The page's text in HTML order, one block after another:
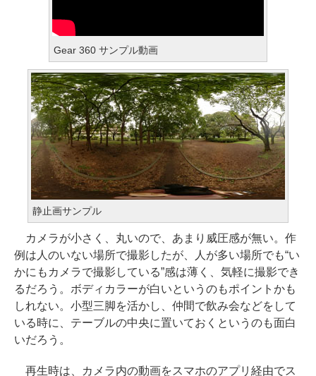
Gear 360 サンプル動画
静止画サンプル
カメラが小さく、丸いので、あまり威圧感が無い。作
例は人のいない場所で撮影したが、人が多い場所でも“い
かにもカメラで撮影している”感は薄く、気軽に撮影でき
るだろう。ボディカラーが白いというのもポイントかも
しれない。小型三脚を活かし、仲間で飲み会などをして
いる時に、テーブルの中央に置いておくというのも面白
いだろう。
再生時は、カメラ内の動画をスマホのアプリ経由でス